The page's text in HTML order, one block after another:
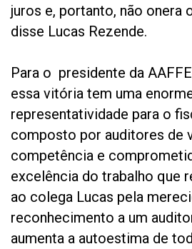
juros e, portanto, não onera
disse Lucas Rezende.
Para o presidente da
essa vitória tem uma
representatividade para o
composto por auditores de
competência e
excelência do trabalho que
ao colega Lucas pela
reconhecimento a um
aumenta a autoestima de